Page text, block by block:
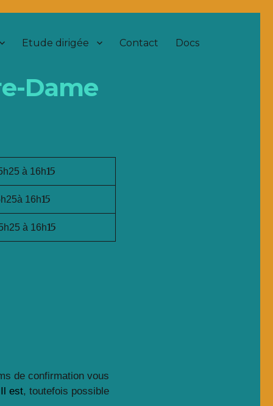
Etude dirigée Contact Docs
Dame
à 16h15
16h15
à 16h15
de confirmation vous
Il est, toutefois possible